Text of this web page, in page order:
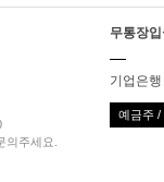
주세요.
무통장입
기업은
예금주 /